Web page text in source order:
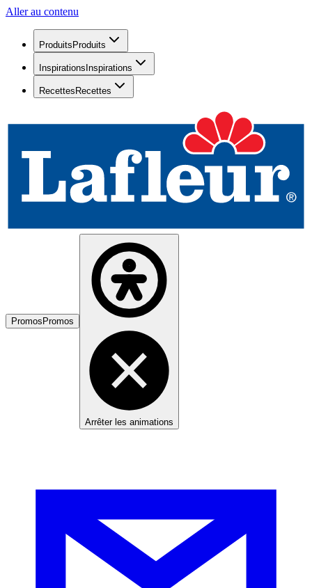
Aller au contenu
Produits Produits
Inspirations Inspirations
Recettes Recettes
Promos Promos
Arrêter les animations